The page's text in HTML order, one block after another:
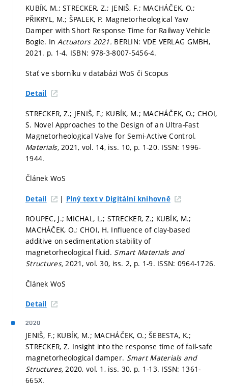
KUBÍK, M.; STRECKER, Z.; JENIŠ, F.; MACHÁČEK, O.;
PŘIKRYL, M.; ŠPALEK, P. Magnetorheological Yaw
Damper with Short Response Time for Railway Vehicle
Bogie. In Actuators 2021. BERLIN: VDE VERLAG GMBH,
2021. p. 1-4. ISBN: 978-3-8007-5456-4.
Stať ve sborníku v databázi WoS či Scopus
Detail
STRECKER, Z.; JENIŠ, F.; KUBÍK, M.; MACHÁČEK, O.; CHOI,
S. Novel Approaches to the Design of an Ultra-Fast
Magnetorheological Valve for Semi-Active Control.
Materials,2021, vol. 14, iss. 10, p. 1-20. ISSN: 1996-
1944.
Článek WoS
Detail | Plný text v Digitální knihovně
ROUPEC, J.; MICHAL, L.; STRECKER, Z.; KUBÍK, M.;
MACHÁČEK, O.; CHOI, H. Influence of clay-based
additive on sedimentation stability of
magnetorheological fluid. Smart Materials and
Structures,2021, vol. 30, iss. 2, p. 1-9. ISSN: 0964-1726.
Článek WoS
Detail
2020
JENIŠ, F.; KUBÍK, M.; MACHÁČEK, O.; ŠEBESTA, K.;
STRECKER, Z. Insight into the response time of fail-safe
magnetorheological damper. Smart Materials and
Structures,2020, vol. 1, iss. 30, p. 1-13. ISSN: 1361-
665X.